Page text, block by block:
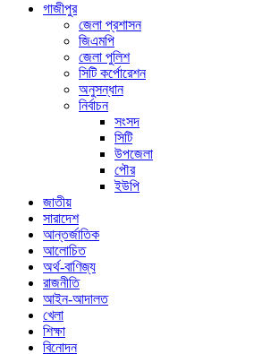
গাজীপুর
জেলা প্রশাসন
জিএমপি
জেলা পুলিশ
সিটি কর্পোরেশন
অনুসন্ধান
নির্বাচন
সংসদ
সিটি
উপজেলা
পৌর
ইউপি
জাতীয়
সারাদেশ
আন্তর্জাতিক
আলোচিত
অর্থ-বাণিজ্য
রাজনীতি
আইন-আদালত
খেলা
শিক্ষা
বিনোদন